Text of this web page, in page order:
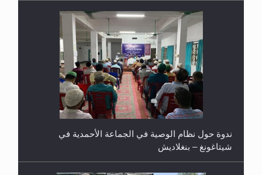
ندوة حول نظام الوصية في الجماعة الأحمدية في
شيتاغونغ – بنغلاديش